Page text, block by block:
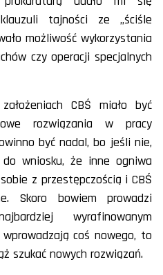
tajności ze „ściśle
możliwość wykorzystania
czy operacji specjalnych
CBŚ miało być
rozwiązania w pracy
być nadal, bo jeśli nie,
wniosku, że inne ogniwa
z przestępczością i CBŚ
Skoro bowiem prowadzi
wyrafinowanym
coś nowego, to
szukać nowych rozwiązań.